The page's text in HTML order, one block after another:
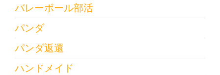
バレーボール部活
パンダ
パンダ返還
ハンドメイド